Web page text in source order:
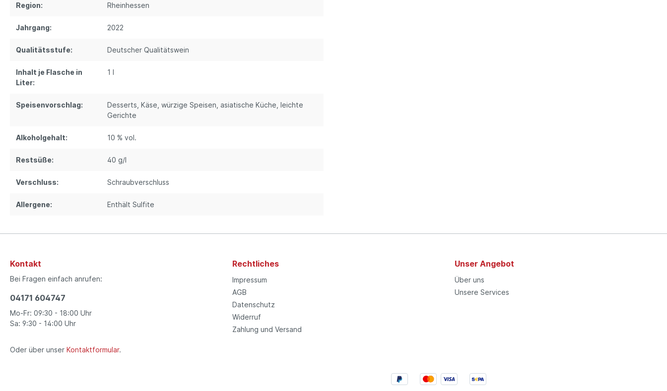
Region: Rheinhessen
Jahrgang: 2022
Qualitätsstufe: Deutscher Qualitätswein
Inhalt je Flasche in
Liter:
1 l
Speisenvorschlag:
Desserts, Käse, würzige Speisen, asiatische Küche, leichte
Gerichte
Alkoholgehalt: 10 % vol.
Restsüße: 40 g/l
Verschluss: Schraubverschluss
Allergene: Enthält Sulfite
Kontakt
Bei Fragen einfach anrufen:
04171 604747
Mo-Fr: 09:30 - 18:00 Uhr
Sa: 9:30 - 14:00 Uhr
Oder über unser Kontaktformular.
Rechtliches
Impressum
AGB
Datenschutz
Widerruf
Zahlung und Versand
Unser Angebot
Über uns
Unsere Services